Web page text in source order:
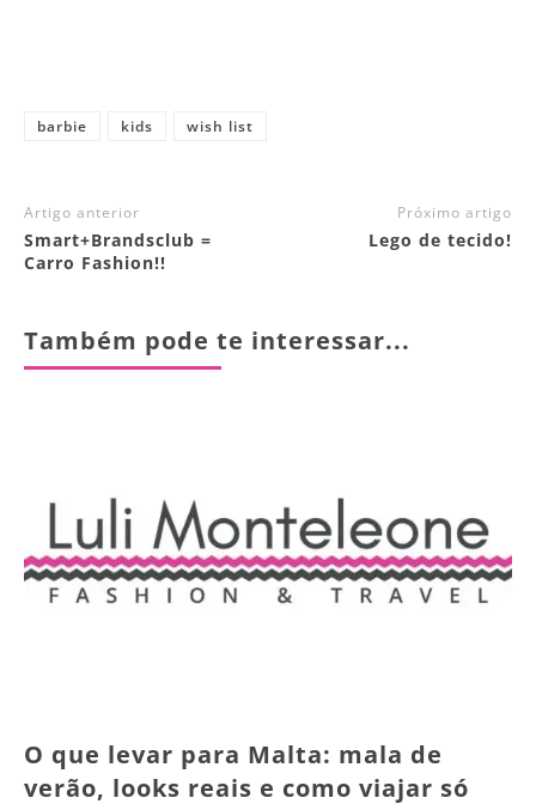
barbie kids wish list
Artigo anterior
Smart+Brandsclub =
Carro Fashion!!
Próximo artigo
Lego de tecido!
Também pode te interessar...
O que levar para Malta: mala de
verão, looks reais e como viajar só